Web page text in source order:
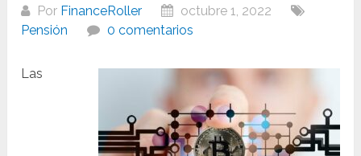
Por FinanceRoller
octubre 1, 2022
Pensión
0 comentarios
Las